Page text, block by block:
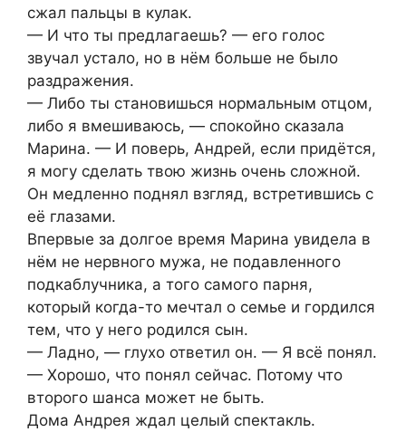
сжал пальцы в кулак.
— И что ты предлагаешь? — его голос
звучал устало, но в нём больше не было
раздражения.
— Либо ты становишься нормальным отцом,
либо я вмешиваюсь, — спокойно сказала
Марина. — И поверь, Андрей, если придётся,
я могу сделать твою жизнь очень сложной.
Он медленно поднял взгляд, встретившись с
её глазами.
Впервые за долгое время Марина увидела в
нём не нервного мужа, не подавленного
подкаблучника, а того самого парня,
который когда-то мечтал о семье и гордился
тем, что у него родился сын.
— Ладно, — глухо ответил он. — Я всё понял.
— Хорошо, что понял сейчас. Потому что
второго шанса может не быть.
Дома Андрея ждал целый спектакль.